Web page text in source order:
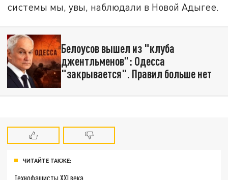
системы мы, увы, наблюдали в Новой Адыгее.
Белоусов вышел из "клуба
джентльменов": Одесса
"закрывается". Правил больше нет
ЧИТАЙТЕ ТАКЖЕ:
Технофашисты XXI века